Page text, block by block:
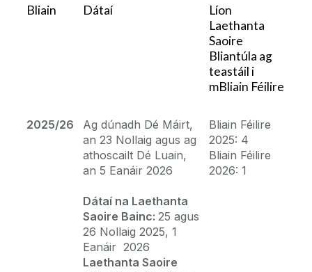
Tar ag obair linn
Cártaí Aitheantais Foirne
Seirbhísí a théann chun tairbhe do Chomhaltaí
Foirne
Dátaí a mbeidh an Ollscoil Dúnta faoi Nollaig
Polasaithe agus Nósanna Imeachta/Foirmeacha
Cáipéisí Comhairleacha
Earcaíocht agus Roghnúchán
Folláine Fostaithe
Core Portal
Bliain Dátaí
Líon
Laethanta
Saoire
Bliantúla ag
teastáil i
mBliain Féilire
2025/26
Ag dúnadh Dé Máirt,
an 23 Nollaig agus ag
athoscailt Dé Luain,
an 5 Eanáir 2026
Dátaí na Laethanta
Saoire Bainc: 25 agus
26 Nollaig 2025, 1
Eanáir 2026
Laethanta Saoire
Bliain Féilire
2025: 4
Bliain Féilire
2026: 1